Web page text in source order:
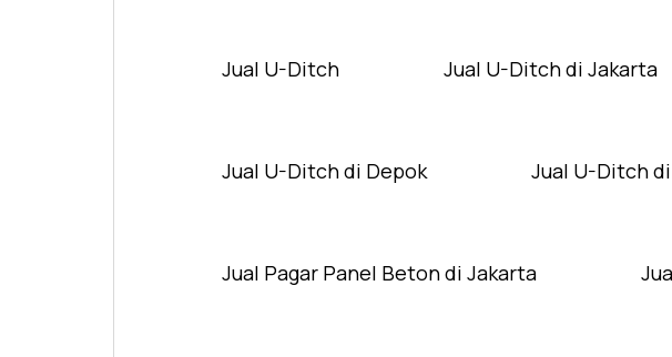
Jual U-Ditch Jual U-Ditch di Jakarta
Jual U-Ditch di Depok Jual U-Ditch
Jual Pagar Panel Beton di Jakarta